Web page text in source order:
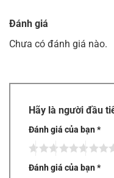
Đánh giá
Chưa có đánh giá nào.
Hãy là người đầu
Đánh giá của bạn*
Đánh giá của bạn*